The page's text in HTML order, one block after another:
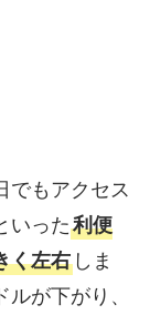
でもアクセス
いった利便
く左右しま
が下がり、